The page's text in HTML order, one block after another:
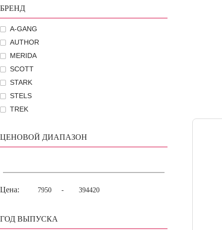
БРЕНД
A-GANG
AUTHOR
MERIDA
SCOTT
STARK
STELS
TREK
ЦЕНОВОЙ ДИАПАЗОН
Цена: -
ГОД ВЫПУСКА